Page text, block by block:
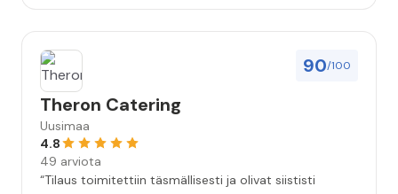
90/100
Theron Catering
Uusimaa
4.8
49 arviota
“Tilaus toimitettiin täsmällisesti ja olivat siististi